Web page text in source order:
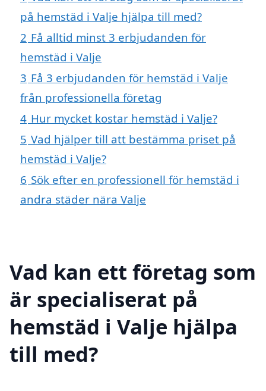
på hemstäd i Valje hjälpa till med?
2 Få alltid minst 3 erbjudanden för
hemstäd i Valje
3 Få 3 erbjudanden för hemstäd i Valje
från professionella företag
4 Hur mycket kostar hemstäd i Valje?
5 Vad hjälper till att bestämma priset på
hemstäd i Valje?
6 Sök efter en professionell för hemstäd i
andra städer nära Valje
Vad kan ett företag som
är specialiserat på
hemstäd i Valje hjälpa
till med?